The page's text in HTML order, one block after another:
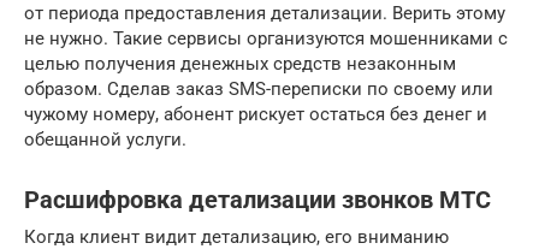
от периода предоставления детализации. Верить этому
не нужно. Такие сервисы организуются мошенниками с
целью получения денежных средств незаконным
образом. Сделав заказ SMS-переписки по своему или
чужому номеру, абонент рискует остаться без денег и
обещанной услуги.
Расшифровка детализации звонков МТС
Когда клиент видит детализацию, его вниманию